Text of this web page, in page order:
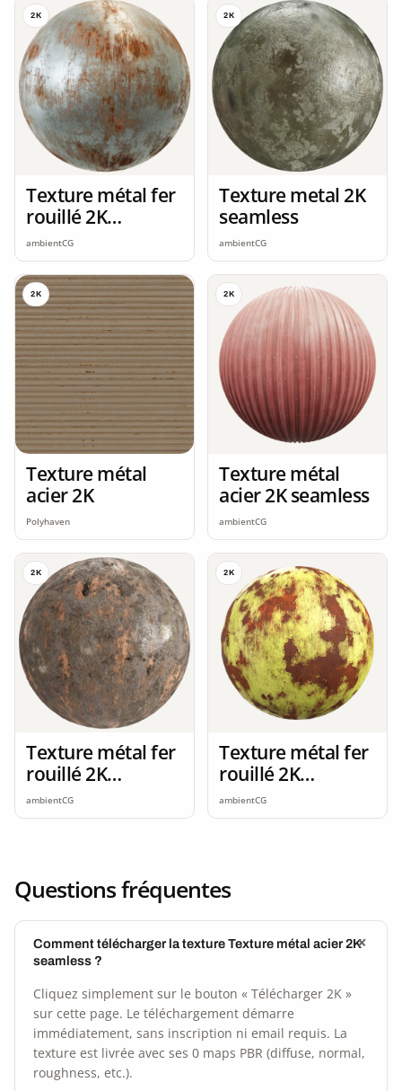
2K
Texture métal fer
rouillé 2K
seamless
ambientCG
2K
Texture metal 2K
seamless
ambientCG
2K
Texture métal
acier 2K
Polyhaven
2K
Texture métal
acier 2K seamless
ambientCG
2K
Texture métal fer
rouillé 2K
seamless
ambientCG
2K
Texture métal fer
rouillé 2K
seamless
ambientCG
Questions fréquentes
Comment télécharger la texture Texture métal acier 2K
seamless ?
Cliquez simplement sur le bouton « Télécharger 2K »
sur cette page. Le téléchargement démarre
immédiatement, sans inscription ni email requis. La
texture est livrée avec ses 0 maps PBR (diffuse, normal,
roughness, etc.).